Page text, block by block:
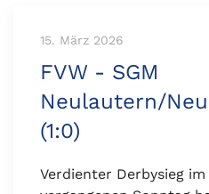
15. März 2026
FVW - SGM
Neulautern/
(1:0)
Verdienter Derbysieg